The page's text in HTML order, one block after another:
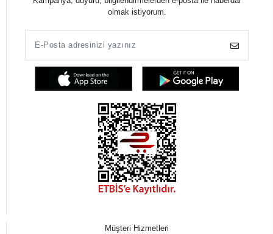
olmak istiyorum.
Müşteri Hizmetleri